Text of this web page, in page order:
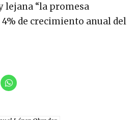
lejana “la promesa
de crecimiento anual del